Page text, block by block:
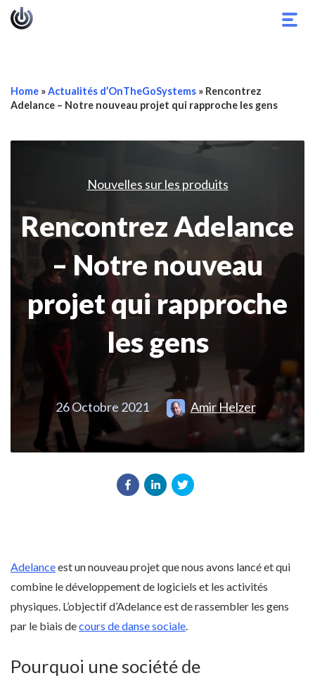
Home »Actualités d’OnTheGoSystems » Rencontrez
Adelance – Notre nouveau projet qui rapproche les gens
Nouvelles sur les produits
Rencontrez Adelance
– Notre nouveau
projet qui rapproche
les gens
26 Octobre 2021 Amir Helzer
Adelanceest un nouveau projet que nous avons lancé et qui
combine le développement de logiciels et les activités
physiques. L’objectif d’Adelance est de rassembler les gens
par le biais decours de danse sociale.
Pourquoi une société de